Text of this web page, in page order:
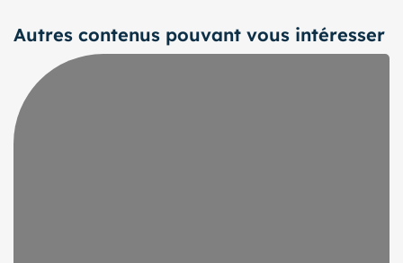
Autres contenus pouvant vous intéresser